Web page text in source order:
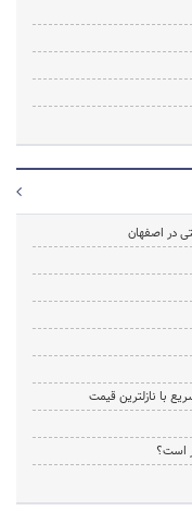
در اصفهان
با نازلترین قیمت
است؟